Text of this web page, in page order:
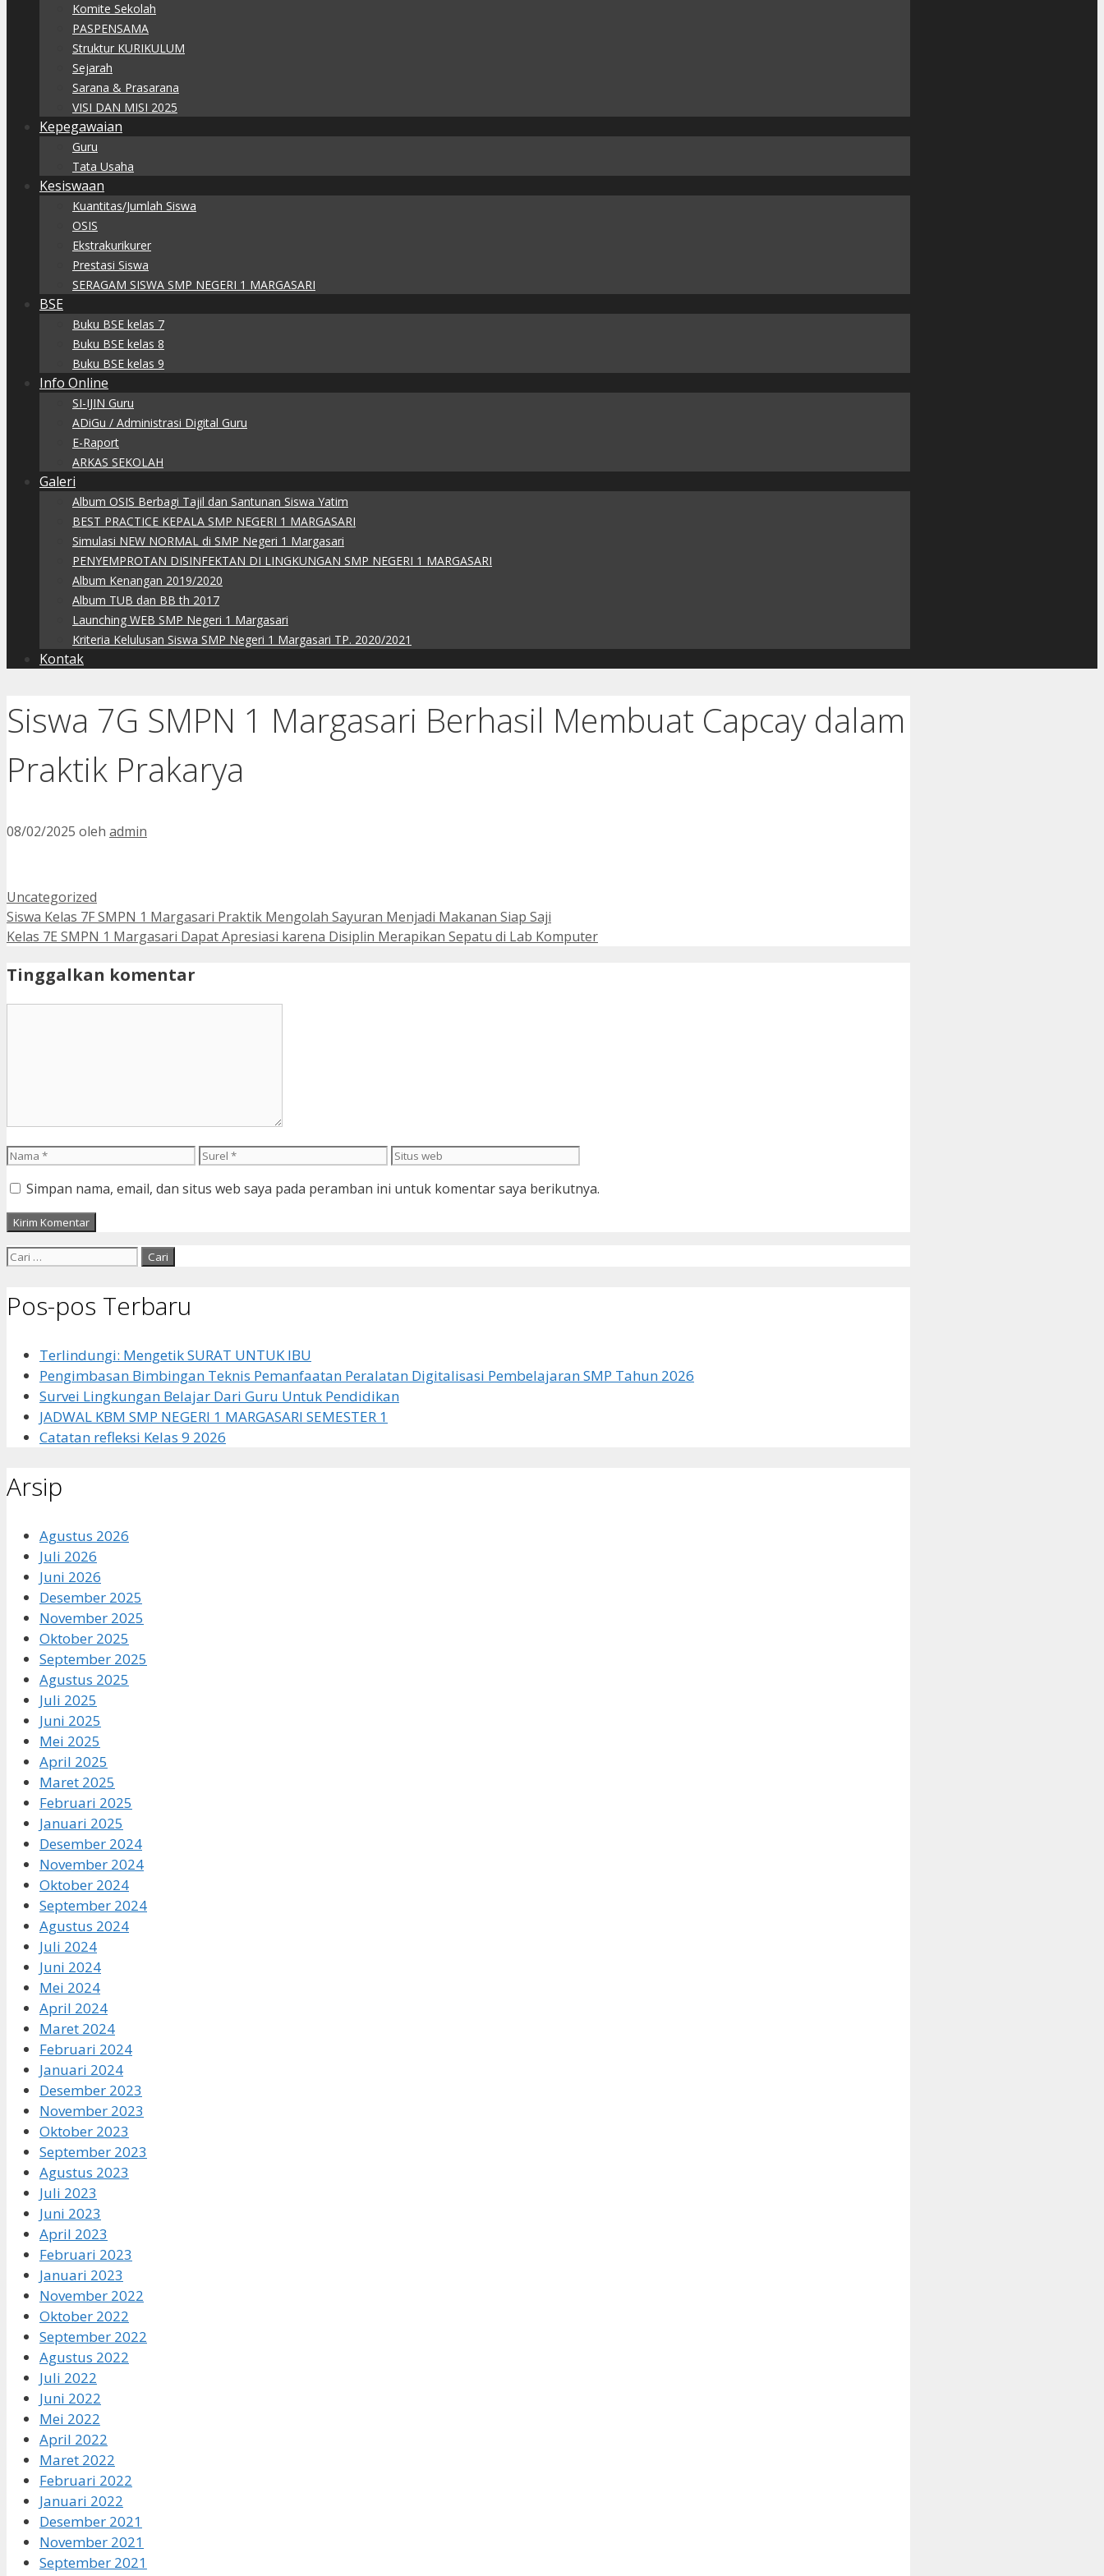
Komite Sekolah
PASPENSAMA
Struktur KURIKULUM
Sejarah
Sarana & Prasarana
VISI DAN MISI 2025
Kepegawaian
Guru
Tata Usaha
Kesiswaan
Kuantitas/Jumlah Siswa
OSIS
Ekstrakurikurer
Prestasi Siswa
SERAGAM SISWA SMP NEGERI 1 MARGASARI
BSE
Buku BSE kelas 7
Buku BSE kelas 8
Buku BSE kelas 9
Info Online
SI-IJIN Guru
ADiGu / Administrasi Digital Guru
E-Raport
ARKAS SEKOLAH
Galeri
Album OSIS Berbagi Tajil dan Santunan Siswa Yatim
BEST PRACTICE KEPALA SMP NEGERI 1 MARGASARI
Simulasi NEW NORMAL di SMP Negeri 1 Margasari
PENYEMPROTAN DISINFEKTAN DI LINGKUNGAN SMP NEGERI 1 MARGASARI
Album Kenangan 2019/2020
Album TUB dan BB th 2017
Launching WEB SMP Negeri 1 Margasari
Kriteria Kelulusan Siswa SMP Negeri 1 Margasari TP. 2020/2021
Kontak
Siswa 7G SMPN 1 Margasari Berhasil Membuat Capcay dalam
Praktik Prakarya
08/02/2025 oleh admin
Kategori
Uncategorized
Siswa Kelas 7F SMPN 1 Margasari Praktik Mengolah Sayuran Menjadi Makanan Siap Saji
Kelas 7E SMPN 1 Margasari Dapat Apresiasi karena Disiplin Merapikan Sepatu di Lab Komputer
Tinggalkan komentar
Nama Surel
Situs
Simpan nama, email, dan situs web saya pada peramban ini untuk komentar saya berikutnya.
Cari
Pos-pos Terbaru
Terlindungi: Mengetik SURAT UNTUK IBU
Pengimbasan Bimbingan Teknis Pemanfaatan Peralatan Digitalisasi Pembelajaran SMP Tahun 2026
Survei Lingkungan Belajar Dari Guru Untuk Pendidikan
JADWAL KBM SMP NEGERI 1 MARGASARI SEMESTER 1
Catatan refleksi Kelas 9 2026
Arsip
Agustus 2026
Juli 2026
Juni 2026
Desember 2025
November 2025
Oktober 2025
September 2025
Agustus 2025
Juli 2025
Juni 2025
Mei 2025
April 2025
Maret 2025
Februari 2025
Januari 2025
Desember 2024
November 2024
Oktober 2024
September 2024
Agustus 2024
Juli 2024
Juni 2024
Mei 2024
April 2024
Maret 2024
Februari 2024
Januari 2024
Desember 2023
November 2023
Oktober 2023
September 2023
Agustus 2023
Juli 2023
Juni 2023
April 2023
Februari 2023
Januari 2023
November 2022
Oktober 2022
September 2022
Agustus 2022
Juli 2022
Juni 2022
Mei 2022
April 2022
Maret 2022
Februari 2022
Januari 2022
Desember 2021
November 2021
September 2021